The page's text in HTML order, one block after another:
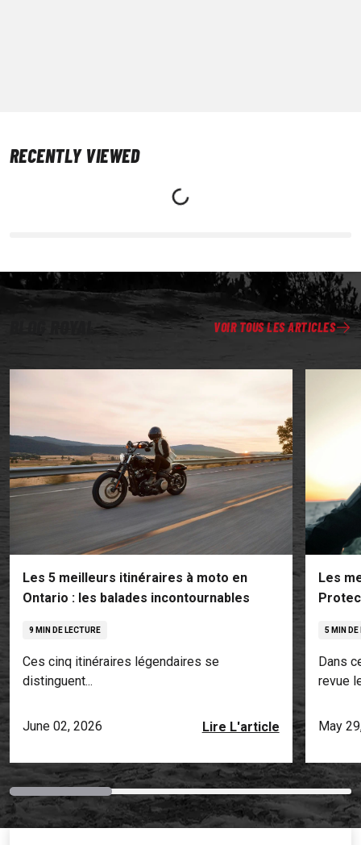
RECENTLY VIEWED
VOIR TOUS LES ARTICLES
Les 5 meilleurs itinéraires à moto en
Ontario : les balades incontournables
9 MIN DE LECTURE
Ces cinq itinéraires légendaires se
distinguent...
June 02, 2026 Lire L'article
Les
5 MIN DE
Dans
revue
May